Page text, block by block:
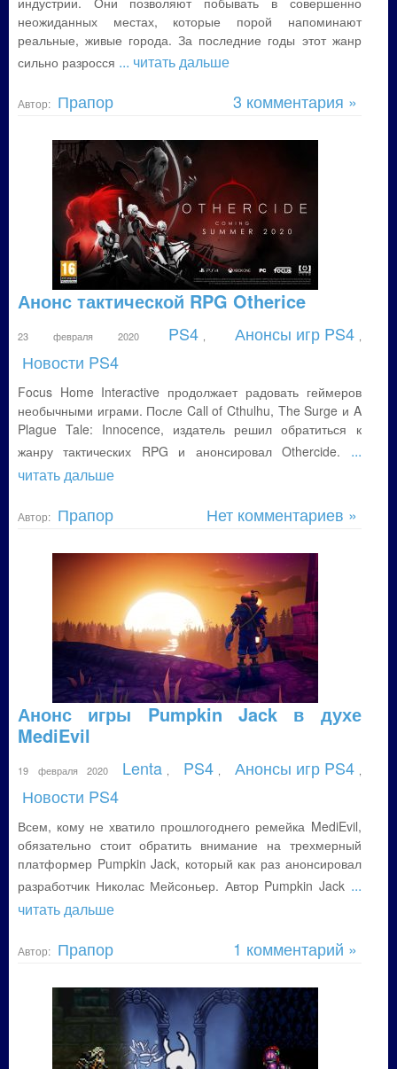
неожиданных местах, которые порой напоминают
реальные, живые города. За последние годы этот жанр
сильно разросся ... читать дальше
Автор: Прапор 3 комментария »
Анонс тактической RPG Otherice
23 февраля 2020 PS4 Анонсы игр PS4
Новости PS4
Focus Home Interactive продолжает радовать геймеров
необычными играми. После Call of Cthulhu, The Surge и A
Plague Tale: Innocence, издатель решил обратиться к
жанру тактических RPG и анонсировал Othercide. ...
читать дальше
Автор: Прапор Нет комментариев »
Анонс игры Pumpkin Jack в духе
MediEvil
19 февраля 2020 Lenta PS4 Анонсы игр PS4
Новости PS4
Всем, кому не хватило прошлогоднего ремейка MediEvil,
обязательно стоит обратить внимание на трехмерный
платформер Pumpkin Jack, который как раз анонсировал
разработчик Николас Мейсоньер. Автор Pumpkin Jack ...
читать дальше
Автор: Прапор 1 комментарий »